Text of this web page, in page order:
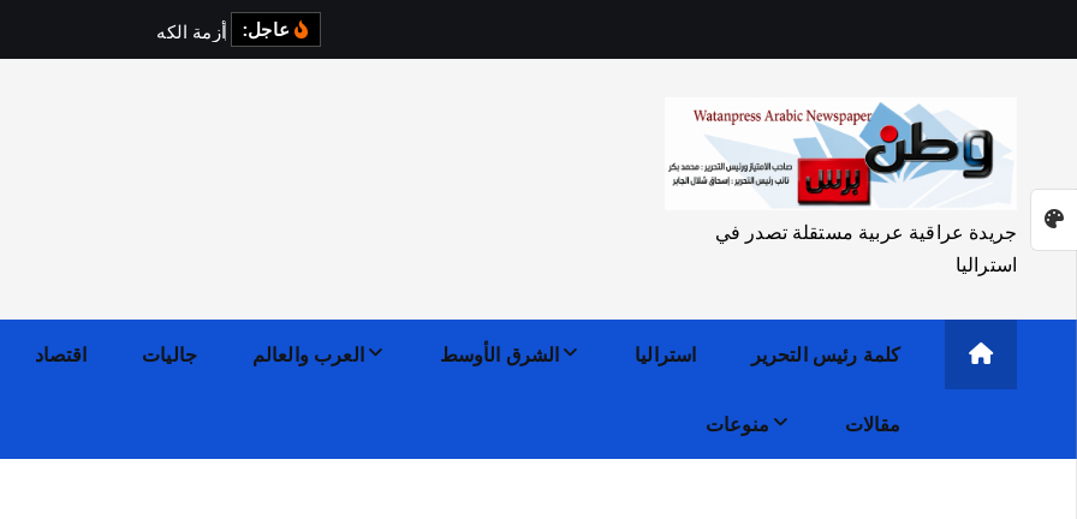
عاجل: أزمة ا كه رباء في
جريدة عراقية عربية مستقلة تصدر في
استراليا
كلمة رئيس التحرير استراليا الشرق الأوسط العرب والعالم جاليات اقتصاد
مقالات منوعات